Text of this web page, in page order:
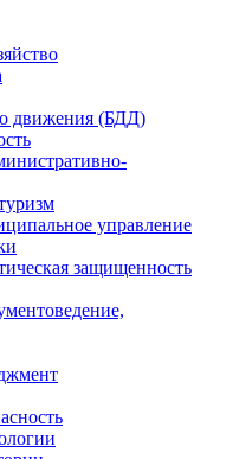
движения (БДД)
управление
защищенность